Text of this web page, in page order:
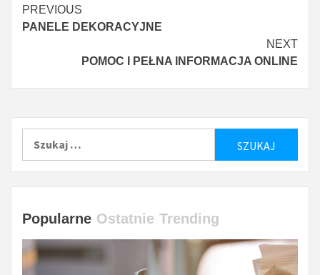
Czytaj
więcej
PREVIOUS
PANELE DEKORACYJNE
NEXT
POMOC I PEŁNA INFORMACJA ONLINE
Popularne Ostatnie Trending